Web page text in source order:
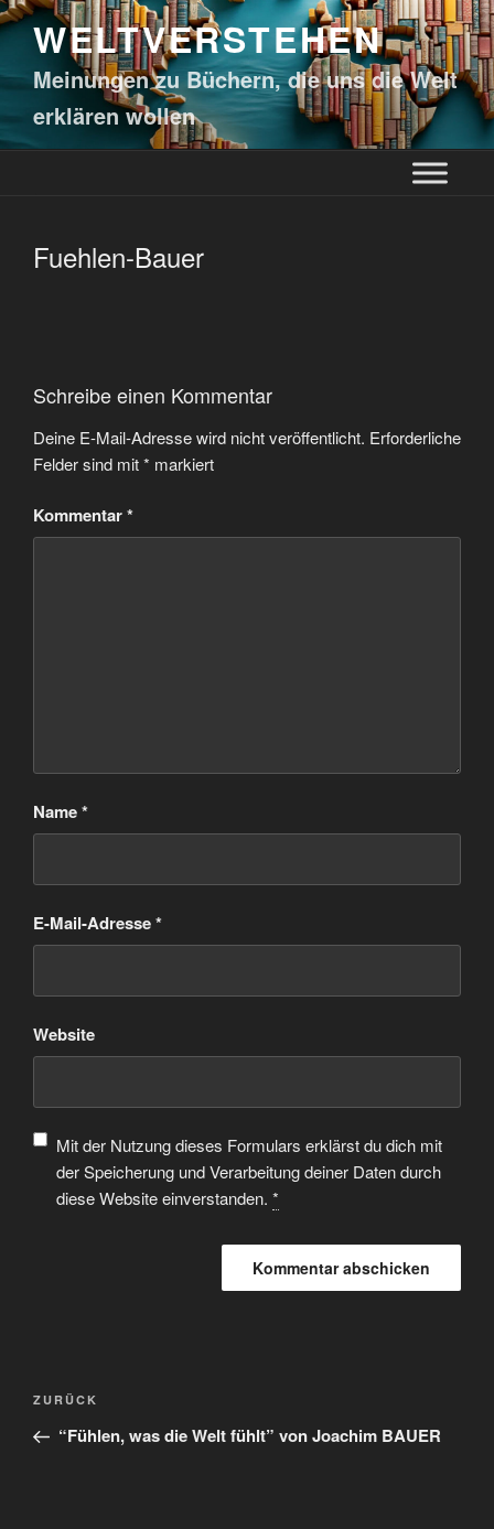
WELTVERSTEHEN
Meinungen zu Büchern, die uns die Welt
erklären wollen
Fuehlen-Bauer
Schreibe einen Kommentar
Deine E-Mail-Adresse wird nicht veröffentlicht. Erforderliche
Felder sind mit* markiert
Kommentar*
Name*
E-Mail-Adresse*
Website
Mit der Nutzung dieses Formulars erklärst du dich mit
der Speicherung und Verarbeitung deiner Daten durch
diese Website einverstanden. *
ZURÜCK
“Fühlen, was die Welt fühlt” von Joachim BAUER